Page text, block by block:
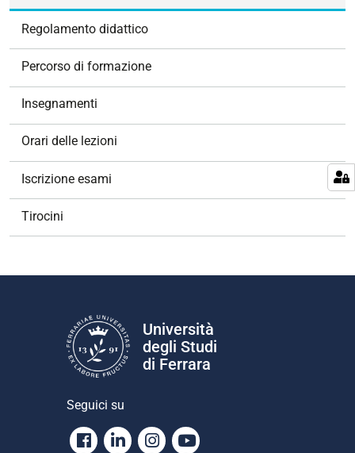
Regolamento didattico
Percorso di formazione
Insegnamenti
Orari delle lezioni
Iscrizione esami
Tirocini
Università
degli Studi
di Ferrara
Seguici su
Facebook
LinkedinInstagram
Youtube